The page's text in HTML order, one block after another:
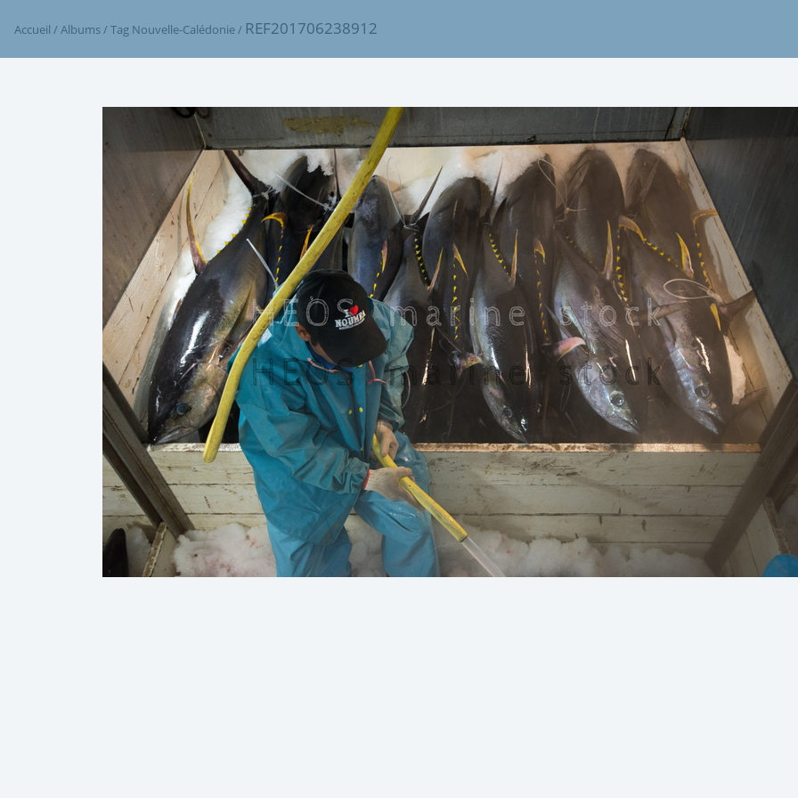
Accueil /Albums/Tag Nouvelle-Calédonie/ REF201706238912